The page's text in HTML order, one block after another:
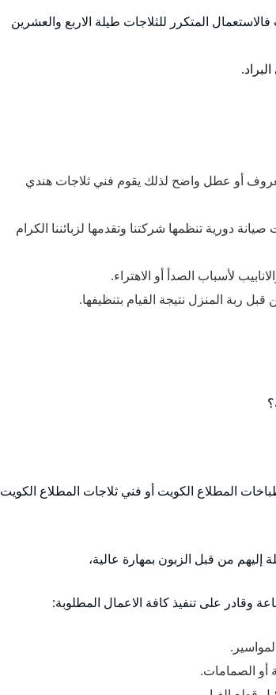
المتكرر للثلاجات طيلة الاربع والعشرين
أو عطل واضح لذلك يقوم فني ثلاجات هندي
دورية تنظمها شركتنا وتقدمها لزبائننا الكرام
لأسباب الصدأ أو الاهتراء.
ربة المنزل نتيجة القيام بتنظيفها.
المطلاع الكويت أو فني ثلاجات المطلاع الكويت
إليهم من قبل الزبون بمهارة عالية،
وقادر على تنفيذ كافة الاعمال المطلوبة:
أو الصمامات.